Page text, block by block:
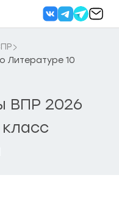
Литературе 10
ВПР 2026